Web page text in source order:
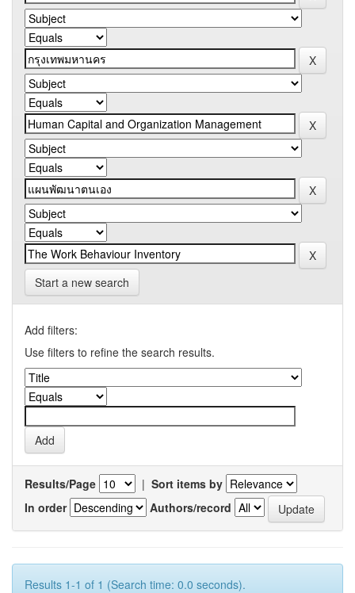
Start a new search
Add filters:
Use filters to refine the search results.
Results/Page | Sort items by
In order
Authors/record
Results 1-1 of 1 (Search time: 0.0 seconds).